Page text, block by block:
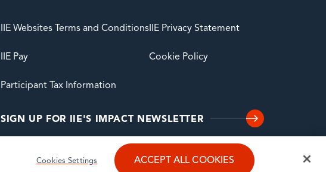
IIE Websites Terms and Conditions
IIE Pay
Participant Tax Information
IIE Privacy Statement
Cookie Policy
SIGN UP FOR IIE'S IMPACT NEWSLETTER
Cookies Settings ACCEPT ALL COOKIES